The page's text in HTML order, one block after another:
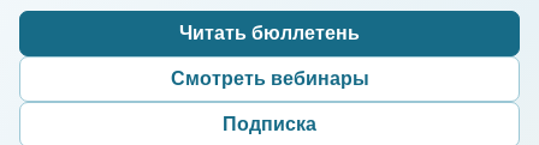
Читать бюллетень
Смотреть вебинары
Подписка